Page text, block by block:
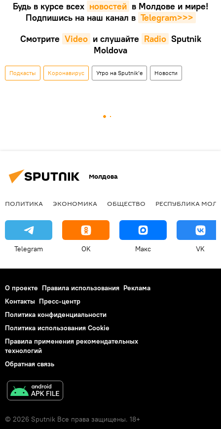
Будь в курсе всех новостей в Молдове и мире!
Подпишись на наш канал в Telegram>>>
Смотрите Video и слушайте Radio Sputnik
Moldova
Подкасты Коронавирус Утро на Sputnik’e Новости
Молдова
ПОЛИТИКА ЭКОНОМИКА ОБЩЕСТВО РЕСПУБЛИКА
Telegram OK Макс VK
О проекте Правила использования Реклама
Контакты Пресс-центр
Политика конфиденциальности
Политика использования Cookie
Правила применения рекомендательных
технологий
Обратная связь
© 2026 Sputnik Все права защищены. 18+